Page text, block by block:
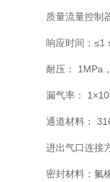
质量流量控制
响应时间：≤1
耐压： 1MPa
漏气率：
通道材料：
进出气口连接
密封材料：氟